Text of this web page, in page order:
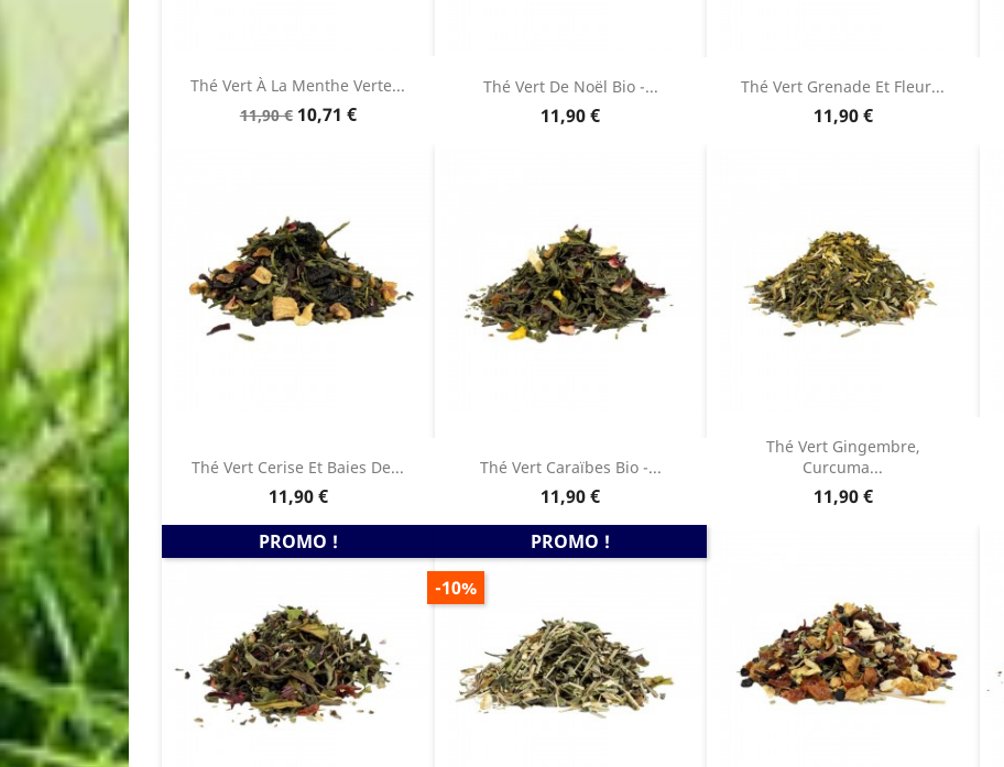
Thé Vert À La Menthe Verte...
Prix
11,90 € Prix
10,71 €
Thé Vert De Noël Bio -...
Prix
11,90 €
Thé Vert Grenade Et Fleur...
Prix
11,90 €
Thé Vert Cerise Et Baies De...
Prix
11,90 €
Thé Vert Caraïbes Bio -...
Prix
11,90 €
Thé Vert Gingembre,
Curcuma...
Prix
11,90 €
PROMO !
PROMO !
PRIX
DE
-10%